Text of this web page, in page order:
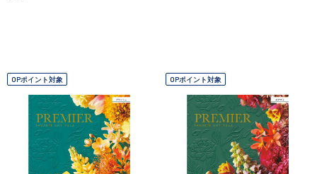
OPポイント対象 OPポイント対象